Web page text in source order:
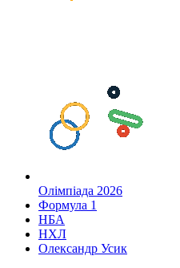
Олімпіада 2026
Формула 1
НБА
НХЛ
Олександр Усик